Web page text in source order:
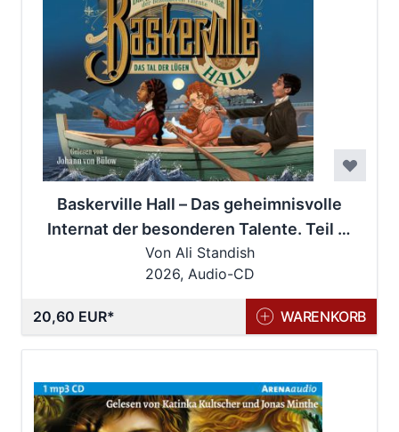
Baskerville Hall – Das geheimnisvolle
Internat der besonderen Talente. Teil 3:
Das Tal der Lügen
Von Ali Standish
2026, Audio-CD
20,60 EUR WARENKORB